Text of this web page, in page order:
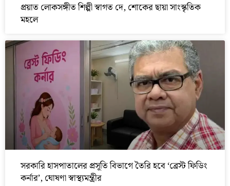
প্রয়াত লোকসঙ্গীত শিল্পী স্বাগত দে, শোকের ছায়া সাংস্কৃতিক
মহলে
সরকারি হাসপাতালের প্রসূতি বিভাগে তৈরি হবে ‘ব্রেস্ট ফিডিং
কর্নার’, ঘোষণা স্বাস্থ্যমন্ত্রীর